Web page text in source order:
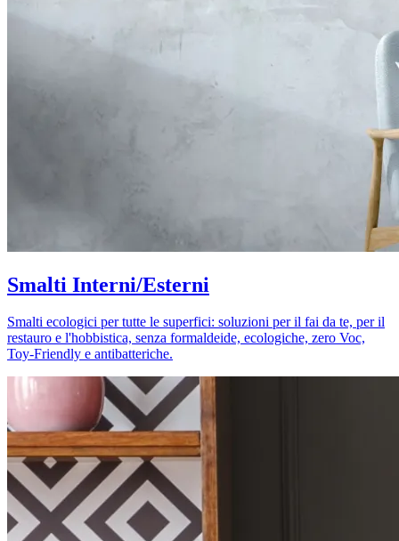
Smalti Interni/Esterni
Smalti ecologici per tutte le superfici: soluzioni per il fai da te, per il
restauro e l'hobbistica, senza formaldeide, ecologiche, zero Voc,
Toy-Friendly e antibatteriche.